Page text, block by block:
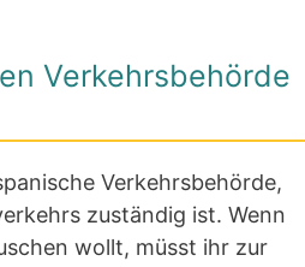
Verkehrsbehörde
Verkehrsbehörde,
zuständig ist. Wenn
wollt, müsst ihr zur